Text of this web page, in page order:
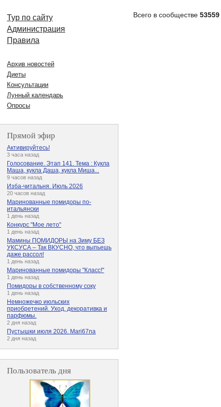
Всего в сообществе 53559
Тур по сайту
Администрация
Правила
Архив новостей
Диеты
Консультации
Лунный календарь
Опросы
Прямой эфир
Активируйтесь!
3 часа назад
Голосование. Этап 141. Тема : Кукла
Маша, кукла Даша, кукла Миша...
9 часов назад
Изба-читальня. Июль 2026
20 часов назад
Маринованные помидоры по-
итальянски
1 день назад
Конкурс "Мое лето"
1 день назад
Мамины ПОМИДОРЫ на Зиму БЕЗ
УКСУСА – Так ВКУСНО, что выпьешь
даже рассол!
1 день назад
Маринованные помидоры "Класс!"
1 день назад
Помидоры в собственному соку
1 день назад
Немножечко июльских
приобретений. Уход, декоративка и
парфюмы.
2 дня назад
Пустышки июля 2026. Mari67na
2 дня назад
Пользователь дня